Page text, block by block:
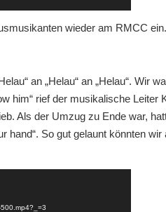
wieder am RMCC
an „Helau“ an „Helau“. Wir
him“ rief der musikalische
Als der Umzug zu Ende war,
So gut gelaunt könnten